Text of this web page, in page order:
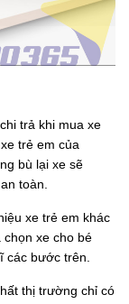
trả khi mua xe
trẻ em của
bù lại xe sẽ
toàn.
xe trẻ em khác
chọn xe cho bé
các bước trên.
thị trường chỉ có